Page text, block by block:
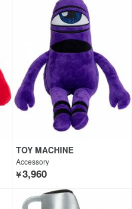
TOY MACHINE
Accessory
￥3,960